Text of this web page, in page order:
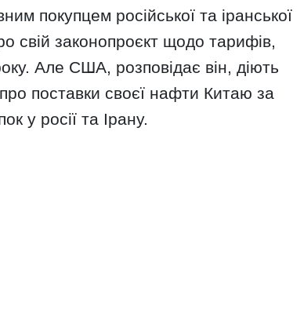
покупцем російської та іранської
свій законопроєкт щодо тарифів,
Але США, розповідає він, діють
поставки своєї нафти Китаю за
у росії та Ірану.